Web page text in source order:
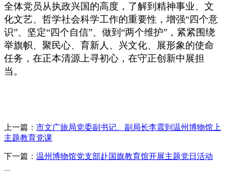
全体党员从执政兴国的高度，了解到精神事业、文
化文艺、哲学社会科学工作的重要性，增强“四个意
识”、坚定“四个自信”、做到“两个维护”，紧紧围绕
举旗帜、聚民心、育新人、兴文化、展形象的使命
任务，在正本清源上寻初心，在守正创新中展担
当。
上一篇： 市文广旅局党委副书记、副局长李震到温州博物馆上
主题教育党课
下一篇： 温州博物馆党支部赴国旗教育馆开展主题党日活动